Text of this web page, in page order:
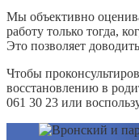
Мы объективно
работу только тогда,
Это позволяет
Чтобы
восстановлению в
061 30 23 или